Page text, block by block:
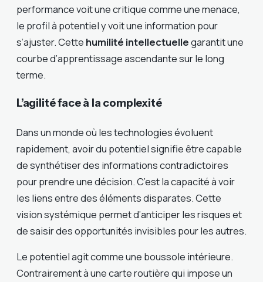
performance voit une critique comme une menace,
le profil à potentiel y voit une information pour
s’ajuster. Cette humilité intellectuellegarantit une
courbe d’apprentissage ascendante sur le long
terme.
L’agilité face à la complexité
Dans un monde où les technologies évoluent
rapidement, avoir du potentiel signifie être capable
de synthétiser des informations contradictoires
pour prendre une décision. C’est la capacité à voir
les liens entre des éléments disparates. Cette
vision systémique permet d’anticiper les risques et
de saisir des opportunités invisibles pour les autres.
Le potentiel agit comme une boussole intérieure.
Contrairement à une carte routière qui impose un